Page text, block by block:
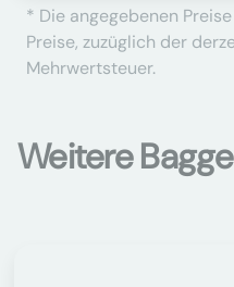
* Die angegebenen
Preise, zuzüglich der
Mehrwertsteuer.
Weitere